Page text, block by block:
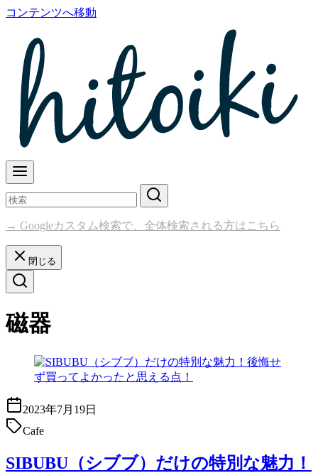
コンテンツへ移動
→ Googleカスタム検索で、全体検索される方はこちら
閉じる
磁器
2023年7月19日
Cafe
SIBUBU（シブブ）だけの特別な魅力！